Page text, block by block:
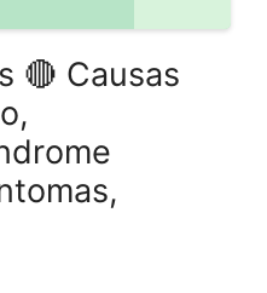
🔴 Causas